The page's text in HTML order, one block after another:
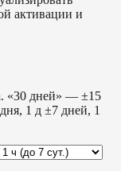
активации и
«30 дней» — ±15
1 д ±7 дней, 1